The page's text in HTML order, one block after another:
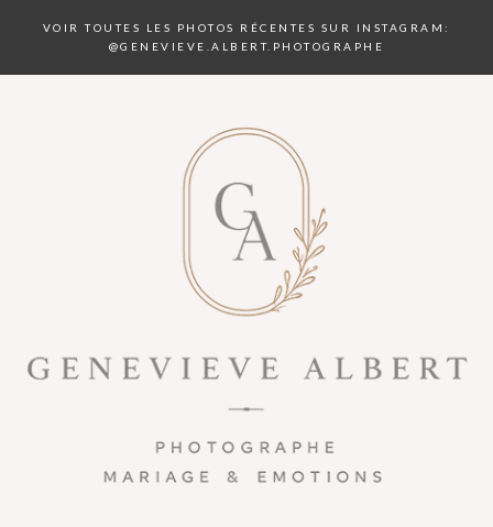
VOIR TOUTES LES PHOTOS RÉCENTES SUR INSTAGRAM:
@GENEVIEVE.ALBERT.PHOTOGRAPHE